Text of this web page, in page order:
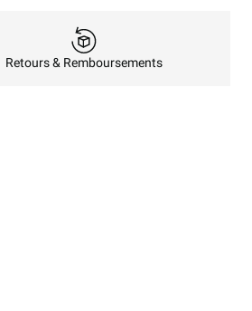
Retours & Remboursements